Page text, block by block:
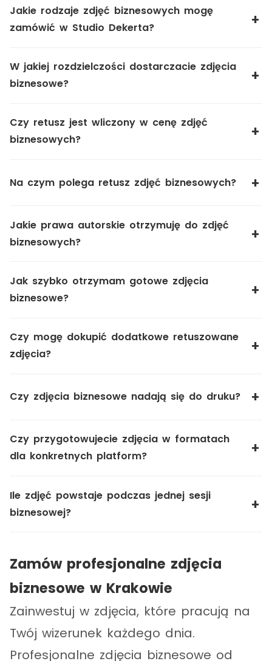
Jakie rodzaje zdjęć biznesowych mogę
zamówić w Studio Dekerta?
W jakiej rozdzielczości dostarczacie zdjęcia
biznesowe?
Czy retusz jest wliczony w cenę zdjęć
biznesowych?
Na czym polega retusz zdjęć biznesowych?
Jakie prawa autorskie otrzymuję do zdjęć
biznesowych?
Jak szybko otrzymam gotowe zdjęcia
biznesowe?
Czy mogę dokupić dodatkowe retuszowane
zdjęcia?
Czy zdjęcia biznesowe nadają się do druku?
Czy przygotowujecie zdjęcia w formatach
dla konkretnych platform?
Ile zdjęć powstaje podczas jednej sesji
biznesowej?
Zamów profesjonalne zdjęcia
biznesowe w Krakowie
Zainwestuj w zdjęcia, które pracują na
Twój wizerunek każdego dnia.
Profesjonalne zdjęcia biznesowe od